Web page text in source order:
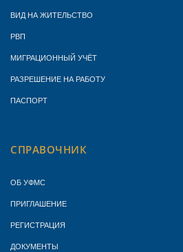
ВИД НА ЖИТЕЛЬСТВО
РВП
МИГРАЦИОННЫЙ УЧЁТ
РАЗРЕШЕНИЕ НА РАБОТУ
ПАСПОРТ
СПРАВОЧНИК
ОБ УФМС
ПРИГЛАШЕНИЕ
РЕГИСТРАЦИЯ
ДОКУМЕНТЫ